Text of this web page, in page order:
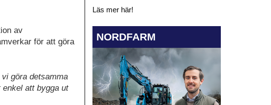
av
för att göra
göra detsamma
att bygga ut
Läs mer här!
NORDFARM